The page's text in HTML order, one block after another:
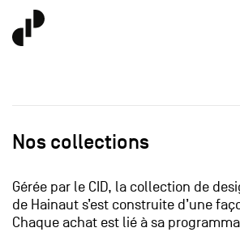
Nos collections
Gérée par le CID, la collection de
de Hainaut s’est construite d’une
Chaque achat est lié à sa